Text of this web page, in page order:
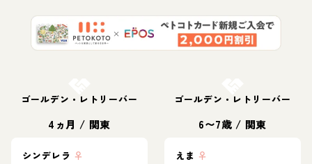
ゴールデン・レトリーバー
4ヵ月 / 関東
シンデレラ ♀
ゴールデン・レトリーバー
6〜7歳 / 関東
えま ♀